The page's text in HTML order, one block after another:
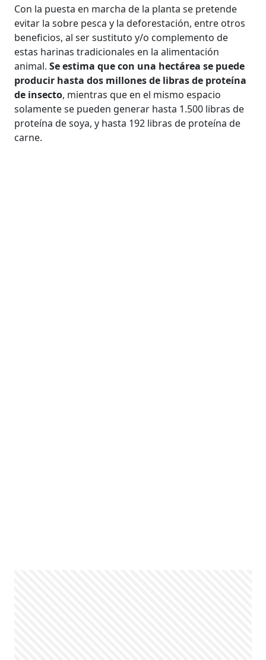
Con la puesta en marcha de la planta se pretende
evitar la sobre pesca y la deforestación, entre otros
beneficios, al ser sustituto y/o complemento de
estas harinas tradicionales en la alimentación
animal.Se estima que con una hectárea se puede
producir hasta dos millones de libras de proteína
de insecto, mientras que en el mismo espacio
solamente se pueden generar hasta 1.500 libras de
proteína de soya, y hasta 192 libras de proteína de
carne.